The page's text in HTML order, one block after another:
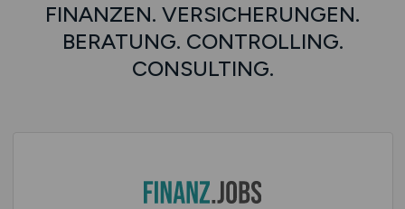
FINANZEN. VERSICHERUNGEN.
BERATUNG. CONTROLLING.
CONSULTING.